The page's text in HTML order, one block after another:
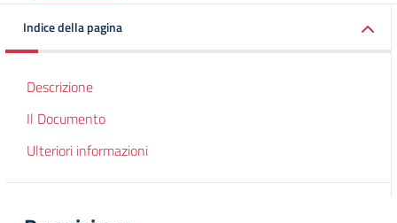
Indice della pagina
Descrizione
Il Documento
Ulteriori informazioni